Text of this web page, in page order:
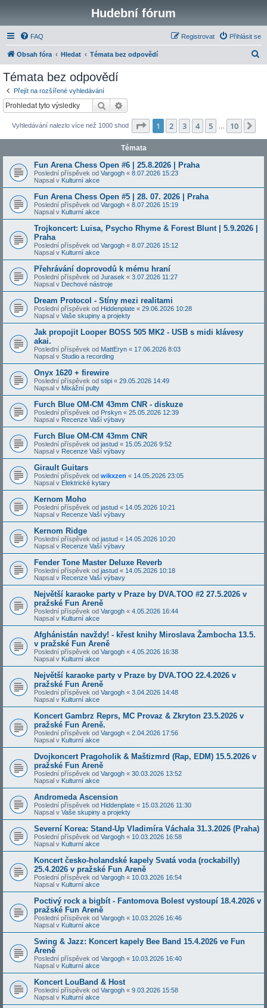
Hudební fórum
FAQ Přihlásit se
Registrovat
Obsah fóra Hledat Témata bez odpovědí
Témata bez odpovědí
Přejít na rozšířené vyhledávání
Hledat
Vyhledávání nalezlo více než 1000 shod Stránka z 10
1 2 3 4 5 10
Témata
Fun Arena Chess Open #6 | 25.8.2026 | Praha
Poslední příspěvek od Vargogh « 8.07.2026 15:23
Napsal v Kulturní akce
Fun Arena Chess Open #5 | 28. 07. 2026 | Praha
Poslední příspěvek od Vargogh « 8.07.2026 15:19
Napsal v Kulturní akce
Trojkoncert: Luisa, Psycho Rhyme & Forest Blunt | 5.9.2026 |
Praha
Poslední příspěvek od Vargogh « 8.07.2026 15:12
Napsal v Kulturní akce
Přehrávání doprovodů k mému hraní
Poslední příspěvek od Jurasek « 3.07.2026 11:27
Napsal v Dechové nástroje
Dream Protocol - Stíny mezi realitami
Poslední příspěvek od Hiddenplate « 29.06.2026 10:28
Napsal v Vaše skupiny a projekty
Jak propojit Looper BOSS 505 MK2 - USB s midi klávesy
akai.
Poslední příspěvek od MattEryn « 17.06.2026 8:03
Napsal v Studio a recording
Onyx 1620 + firewire
Poslední příspěvek od stipi « 29.05.2026 14:49
Napsal v Mixážní pulty
Furch Blue OM-CM 43mm CNR - diskuze
Poslední příspěvek od Prskyn « 25.05.2026 12:39
Napsal v Recenze Vaší výbavy
Furch Blue OM-CM 43mm CNR
Poslední příspěvek od jastud « 15.05.2026 9:52
Napsal v Recenze Vaší výbavy
Girault Guitars
Poslední příspěvek od wikxzen « 14.05.2026 23:05
Napsal v Elektrické kytary
Kernom Moho
Poslední příspěvek od jastud « 14.05.2026 10:21
Napsal v Recenze Vaší výbavy
Kernom Ridge
Poslední příspěvek od jastud « 14.05.2026 10:20
Napsal v Recenze Vaší výbavy
Fender Tone Master Deluxe Reverb
Poslední příspěvek od jastud « 14.05.2026 10:18
Napsal v Recenze Vaší výbavy
Největší karaoke party v Praze by DVA.TOO #2 27.5.2026 v
pražské Fun Areně
Poslední příspěvek od Vargogh « 4.05.2026 16:44
Napsal v Kulturní akce
Afghánistán navždy! - křest knihy Miroslava Žambocha 13.5.
v pražské Fun Areně
Poslední příspěvek od Vargogh « 4.05.2026 16:38
Napsal v Kulturní akce
Největší karaoke party v Praze by DVA.TOO 22.4.2026 v
pražské Fun Areně
Poslední příspěvek od Vargogh « 3.04.2026 14:48
Napsal v Kulturní akce
Koncert Gambrz Reprs, MC Provaz & Zkryton 23.5.2026 v
pražské Fun Areně.
Poslední příspěvek od Vargogh « 2.04.2026 17:56
Napsal v Kulturní akce
Dvojkoncert Pragoholik & Maštizmrd (Rap, EDM) 15.5.2026 v
pražské Fun Areně
Poslední příspěvek od Vargogh « 30.03.2026 13:52
Napsal v Kulturní akce
Andromeda Ascension
Poslední příspěvek od Hiddenplate « 15.03.2026 11:30
Napsal v Vaše skupiny a projekty
Severní Korea: Stand-Up Vladimíra Váchala 31.3.2026 (Praha)
Poslední příspěvek od Vargogh « 10.03.2026 16:58
Napsal v Kulturní akce
Koncert česko-holandské kapely Svatá voda (rockabilly)
25.4.2026 v pražské Fun Areně
Poslední příspěvek od Vargogh « 10.03.2026 16:54
Napsal v Kulturní akce
Poctivý rock a bigbít - Fantomova Bolest vystoupí 18.4.2026 v
pražské Fun Areně
Poslední příspěvek od Vargogh « 10.03.2026 16:46
Napsal v Kulturní akce
Swing & Jazz: Koncert kapely Bee Band 15.4.2026 ve Fun
Areně
Poslední příspěvek od Vargogh « 10.03.2026 16:40
Napsal v Kulturní akce
Koncert LouBand & Host
Poslední příspěvek od Vargogh « 9.03.2026 15:58
Napsal v Kulturní akce